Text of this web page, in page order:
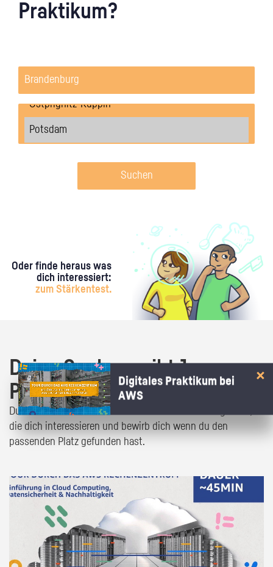
Praktikum?
Suchen
Oder finde heraus was
dich interessiert:
zum Stärkentest.
Deine Suche ergibt 1
Praktikumsangebot!
Du bist fast da! Klick dich durch die Praktikumsangebote,
die dich interessieren und bewirb dich wenn du den
passenden Platz gefunden hast.
Digitales Praktikum bei
AWS